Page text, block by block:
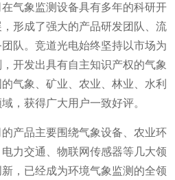
气象监测设备具有多年的科研开
形成了强大的产品研发团队、流
队。竞道光电始终坚持以市场为
开发出具有自主知识产权的气象
气象、矿业、农业、林业、水利
，获得广大用户一致好评。
产品主要围绕气象设备、农业环
力交通、物联网传感器等几大领
，已经成为环境气象监测的全领